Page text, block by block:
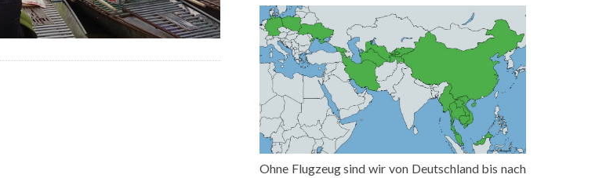
Ohne Flugzeug sind wir von Deutschland bis nach